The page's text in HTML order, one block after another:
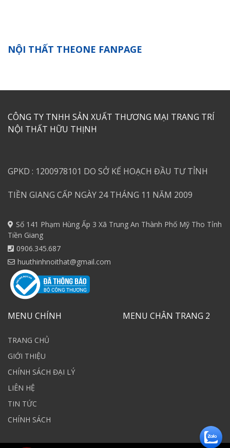
NỘI THẤT THEONE FANPAGE
CÔNG TY TNHH SẢN XUẤT THƯƠNG MẠI TRANG TRÍ
NỘI THẤT HỮU THỊNH
GPKD : 1200978101 DO SỞ KẾ HOẠCH ĐẦU TƯ TỈNH
TIỀN GIANG CẤP NGÀY 24 THÁNG 11 NĂM 2009
Số 141 Phạm Hùng Ấp 3 Xã Trung An Thành Phố Mỹ Tho Tỉnh
Tiền Giang
0906.345.687
huuthinhnoithat@gmail.com
MENU CHÍNH
TRANG CHỦ
GIỚI THIỆU
CHÍNH SÁCH ĐẠI LÝ
LIÊN HỆ
TIN TỨC
CHÍNH SÁCH
MENU CHÂN TRANG 2